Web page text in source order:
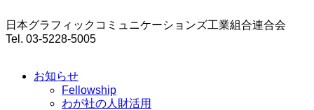
日本グラフィックコミュニケーションズ工業組合連合会
Tel. 03-5228-5005
お知らせ
Fellowship
わが社の人財活用